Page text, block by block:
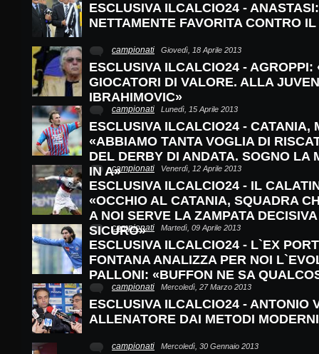
ESCLUSIVA ILCALCIO24 -
NETTAMENTE FAVORITA CONTRO
campionati Giovedì, 18 Aprile 2013
ESCLUSIVA ILCALCIO24 - AGROPPI:
GIOCATORI DI VALORE. ALLA
IBRAHIMOVIC»
campionati Lunedì, 15 Aprile 2013
ESCLUSIVA ILCALCIO24 - CATANIA,
«ABBIAMO TANTA VOGLIA DI
DEL DERBY DI ANDATA. SOGNO LA
IN A»campionati Venerdì, 12 Aprile 2013
ESCLUSIVA ILCALCIO24 - IL
«OCCHIO AL CATANIA, SQUADRA
A NOI SERVE LA ZAMPATA
SICURO»
campionati Martedì, 09 Aprile 2013
ESCLUSIVA ILCALCIO24 - L`EX
FONTANA ANALIZZA PER NOI
PALLONI: «BUFFON NE SA
campionati Mercoledì, 27 Marzo 2013
ESCLUSIVA ILCALCIO24 - ANTONIO
ALLENATORE DAI METODI
campionati Mercoledì, 30 Gennaio 2013